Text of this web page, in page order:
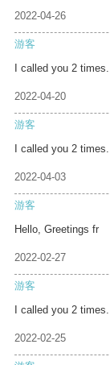
2022-04-26
游客
I called you 2
2022-04-20
游客
I called you 2
2022-04-03
游客
Hello, Greetings fr
2022-02-27
游客
I called you 2
2022-02-25